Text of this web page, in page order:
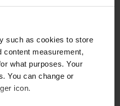
such as cookies to store
content measurement,
what purposes. Your
You can change or
icon.